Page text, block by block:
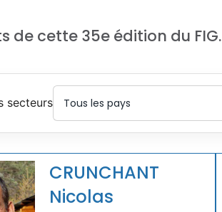
de cette 35e édition du FIG.
secteurs
CRUNCHANT
Nicolas